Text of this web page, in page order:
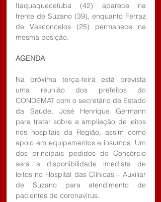
Itaquaquecetuba (42) aparece na
frente de Suzano (39), enquanto Ferraz
de Vasconcelos (25) permanece na
mesma posição.
AGENDA
Na próxima terça-feira está prevista
uma reunião dos prefeitos do
CONDEMAT com o secretário de Estado
da Saúde, José Henrique Germann
para tratar sobre a ampliação de leitos
nos hospitais da Região, assim como
apoio em equipamentos e insumos. Um
dos principais pedidos do Consórcio
será a disponibilidade imediata de
leitos no Hospital das Clínicas – Auxiliar
de Suzano para atendimento de
pacientes de coronavírus.